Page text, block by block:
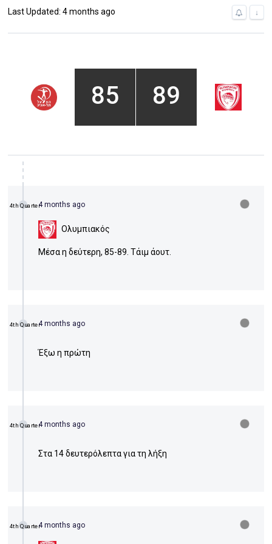
Last Updated: 4 months ago ↓
85 89
4th Quarter4 months ago
Ολυμπιακός
Μέσα η δεύτερη, 85-89. Τάιμ άουτ.
4th Quarter4 months ago
Έξω η πρώτη
4th Quarter4 months ago
Στα 14 δευτερόλεπτα για τη λήξη
4th Quarter4 months ago